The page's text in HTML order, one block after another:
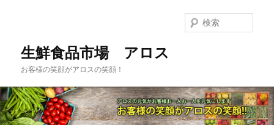
生鮮食品市場 アロス
お客様の笑顔がアロスの笑顔！
索